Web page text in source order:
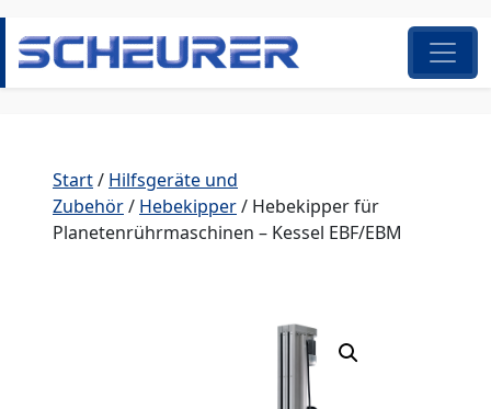
Hauptnavigation
Start/ Hilfsgeräte und
Zubehör/ Hebekipper/ Hebekipper für
Planetenrührmaschinen – Kessel EBF/EBM